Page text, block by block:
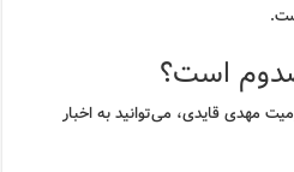
است؟
مهدی قایدی، می‌توانید به اخبار